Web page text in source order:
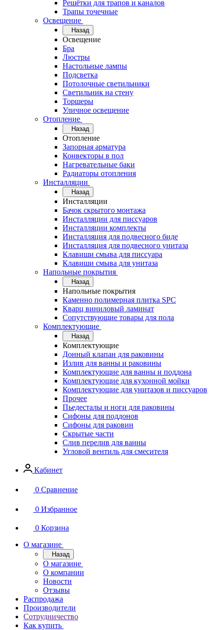
Решётки для трапов и каналов
Трапы точечные
Освещение
Назад
Освещение
Бра
Люстры
Настольные лампы
Подсветка
Потолочные светильники
Светильник на стену
Торшеры
Уличное освещение
Отопление
Назад
Отопление
Запорная арматура
Конвекторы в пол
Нагревательные баки
Радиаторы отопления
Инсталляции
Назад
Инсталляции
Бачок скрытого монтажа
Инсталляции для писсуаров
Инсталляции комплекты
Инсталляция для подвесного биде
Инсталляция для подвесного унитаза
Клавиши смыва для писсуара
Клавиши смыва для унитаза
Напольные покрытия
Назад
Напольные покрытия
Каменно полимерная плитка SPC
Кварц виниловый ламинат
Сопутствующие товары для пола
Комплектующие
Назад
Комплектующие
Донный клапан для раковины
Излив для ванны и раковины
Комплектующие для ванны и поддона
Комплектующие для кухонной мойки
Комплектующие для унитазов и писсуаров
Прочее
Пьедесталы и ноги для раковины
Сифоны для поддонов
Сифоны для раковин
Скрытые части
Слив перелив для ванны
Угловой вентиль для смесителя
Кабинет
0 Сравнение
0 Избранное
0 Корзина
О магазине
Назад
О магазине
О компании
Новости
Отзывы
Распродажа
Производители
Сотрудничество
Как купить